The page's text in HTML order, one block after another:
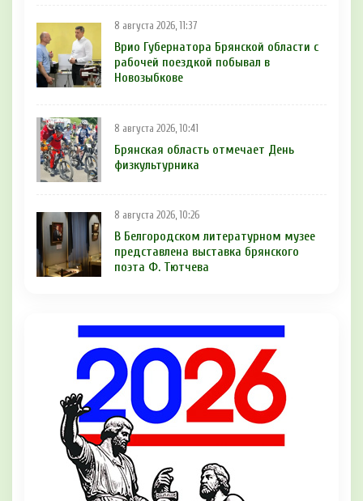
8 августа 2026, 11:37
Врио Губернатора Брянской области с
рабочей поездкой побывал в
Новозыбкове
8 августа 2026, 10:41
Брянская область отмечает День
физкультурника
8 августа 2026, 10:26
В Белгородском литературном музее
представлена выставка брянского
поэта Ф. Тютчева